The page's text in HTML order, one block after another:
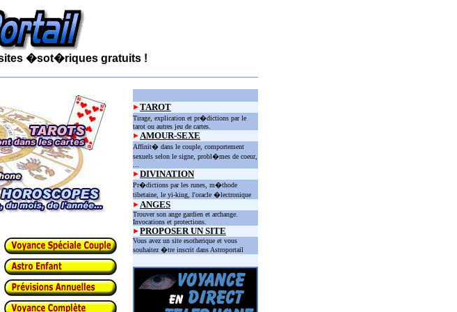
�sot�riques gratuits !
TAROT
Tirage, explication et pr�dictions par le
tarot ou autres jeu de cartes.
AMOUR-SEXE
Affinit� dans le couple, comportement
sexuels selon le signe, probl�mes de coeur,
DIVINATION
Pr�dictions par les runes, m�thode
tibetaine, le yi-king, l'oracle �lectronique
ANGES
Trouver son ange gardien et archange.
Invocations et protections.
PROPOSER UN SITE
Vous avez un site esotherique et vous
souhaitez �tre inscrit dans Astroportail